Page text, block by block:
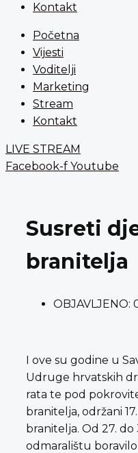
Kontakt
Početna
Vijesti
Voditelji
Marketing
Stream
Kontakt
LIVE STREAM
Facebook-f Youtube
Susreti
branitelja
OBJAVLJENO:
I ove su godine u
Udruge hrvatskih
rata te pod
branitelja, održani
branitelja. Od 27.
odmaralištu